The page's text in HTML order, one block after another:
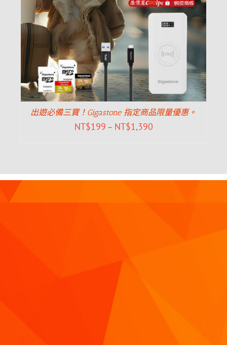
出遊必備三寶！Gigastone 指定商品限量優惠。
NT$199 – NT$1,390